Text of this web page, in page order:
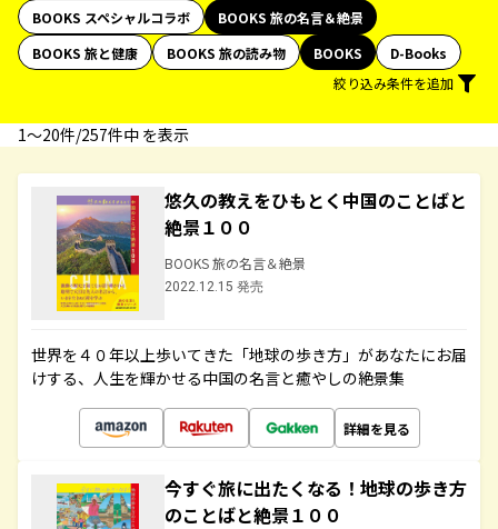
BOOKS スペシャルコラボ
BOOKS 旅の名言＆絶景
BOOKS 旅と健康
BOOKS 旅の読み物 BOOKS
D-Books
絞り込み条件を追加
1〜20件/257件中 を表示
悠久の教えをひもとく中国のことばと
絶景１００
BOOKS 旅の名言＆絶景
2022.12.15 発売
世界を４０年以上歩いてきた「地球の歩き方」があなたにお届
けする、人生を輝かせる中国の名言と癒やしの絶景集
詳細を見る
今すぐ旅に出たくなる！地球の歩き方
のことばと絶景１００